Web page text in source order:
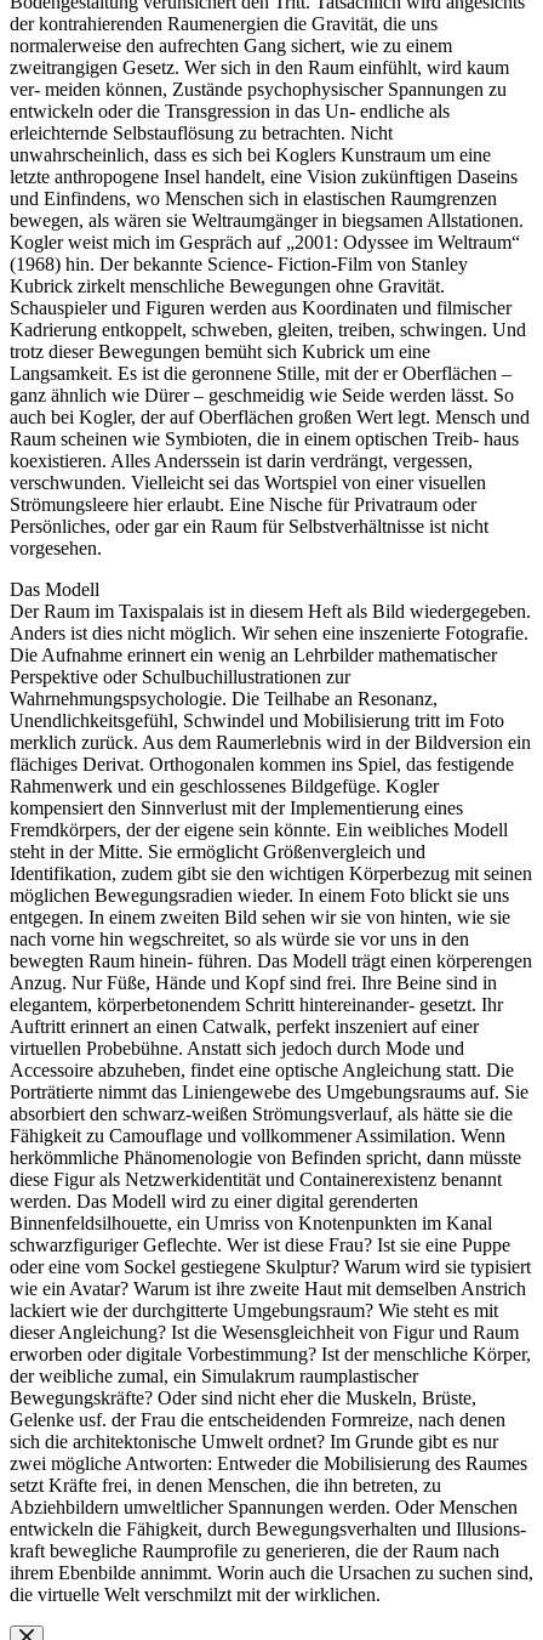
der kontrahierenden Raumenergien die Gravität, die uns
normalerweise den aufrechten Gang sichert, wie zu einem
zweitrangigen Gesetz. Wer sich in den Raum einfühlt, wird kaum
ver- meiden können, Zustände psychophysischer Spannungen zu
entwickeln oder die Transgression in das Un- endliche als
erleichternde Selbstauflösung zu betrachten. Nicht
unwahrscheinlich, dass es sich bei Koglers Kunstraum um eine
letzte anthropogene Insel handelt, eine Vision zukünftigen Daseins
und Einfindens, wo Menschen sich in elastischen Raumgrenzen
bewegen, als wären sie Weltraumgänger in biegsamen Allstationen.
Kogler weist mich im Gespräch auf „2001: Odyssee im Weltraum“
(1968) hin. Der bekannte Science- Fiction-Film von Stanley
Kubrick zirkelt menschliche Bewegungen ohne Gravität.
Schauspieler und Figuren werden aus Koordinaten und filmischer
Kadrierung entkoppelt, schweben, gleiten, treiben, schwingen. Und
trotz dieser Bewegungen bemüht sich Kubrick um eine
Langsamkeit. Es ist die geronnene Stille, mit der er Oberflächen –
ganz ähnlich wie Dürer – geschmeidig wie Seide werden lässt. So
auch bei Kogler, der auf Oberflächen großen Wert legt. Mensch und
Raum scheinen wie Symbioten, die in einem optischen Treib- haus
koexistieren. Alles Anderssein ist darin verdrängt, vergessen,
verschwunden. Vielleicht sei das Wortspiel von einer visuellen
Strömungsleere hier erlaubt. Eine Nische für Privatraum oder
Persönliches, oder gar ein Raum für Selbstverhältnisse ist nicht
vorgesehen.
Das Modell
Der Raum im Taxispalais ist in diesem Heft als Bild wiedergegeben.
Anders ist dies nicht möglich. Wir sehen eine inszenierte Fotografie.
Die Aufnahme erinnert ein wenig an Lehrbilder mathematischer
Perspektive oder Schulbuchillustrationen zur
Wahrnehmungspsychologie. Die Teilhabe an Resonanz,
Unendlichkeitsgefühl, Schwindel und Mobilisierung tritt im Foto
merklich zurück. Aus dem Raumerlebnis wird in der Bildversion ein
flächiges Derivat. Orthogonalen kommen ins Spiel, das festigende
Rahmenwerk und ein geschlossenes Bildgefüge. Kogler
kompensiert den Sinnverlust mit der Implementierung eines
Fremdkörpers, der der eigene sein könnte. Ein weibliches Modell
steht in der Mitte. Sie ermöglicht Größenvergleich und
Identifikation, zudem gibt sie den wichtigen Körperbezug mit seinen
möglichen Bewegungsradien wieder. In einem Foto blickt sie uns
entgegen. In einem zweiten Bild sehen wir sie von hinten, wie sie
nach vorne hin wegschreitet, so als würde sie vor uns in den
bewegten Raum hinein- führen. Das Modell trägt einen körperengen
Anzug. Nur Füße, Hände und Kopf sind frei. Ihre Beine sind in
elegantem, körperbetonendem Schritt hintereinander- gesetzt. Ihr
Auftritt erinnert an einen Catwalk, perfekt inszeniert auf einer
virtuellen Probebühne. Anstatt sich jedoch durch Mode und
Accessoire abzuheben, findet eine optische Angleichung statt. Die
Porträtierte nimmt das Liniengewebe des Umgebungsraums auf. Sie
absorbiert den schwarz-weißen Strömungsverlauf, als hätte sie die
Fähigkeit zu Camouflage und vollkommener Assimilation. Wenn
herkömmliche Phänomenologie von Befinden spricht, dann müsste
diese Figur als Netzwerkidentität und Containerexistenz benannt
werden. Das Modell wird zu einer digital gerenderten
Binnenfeldsilhouette, ein Umriss von Knotenpunkten im Kanal
schwarzfiguriger Geflechte. Wer ist diese Frau? Ist sie eine Puppe
oder eine vom Sockel gestiegene Skulptur? Warum wird sie typisiert
wie ein Avatar? Warum ist ihre zweite Haut mit demselben Anstrich
lackiert wie der durchgitterte Umgebungsraum? Wie steht es mit
dieser Angleichung? Ist die Wesensgleichheit von Figur und Raum
erworben oder digitale Vorbestimmung? Ist der menschliche Körper,
der weibliche zumal, ein Simulakrum raumplastischer
Bewegungskräfte? Oder sind nicht eher die Muskeln, Brüste,
Gelenke usf. der Frau die entscheidenden Formreize, nach denen
sich die architektonische Umwelt ordnet? Im Grunde gibt es nur
zwei mögliche Antworten: Entweder die Mobilisierung des Raumes
setzt Kräfte frei, in denen Menschen, die ihn betreten, zu
Abziehbildern umweltlicher Spannungen werden. Oder Menschen
entwickeln die Fähigkeit, durch Bewegungsverhalten und Illusions-
kraft bewegliche Raumprofile zu generieren, die der Raum nach
ihrem Ebenbilde annimmt. Worin auch die Ursachen zu suchen sind,
die virtuelle Welt verschmilzt mit der wirklichen.